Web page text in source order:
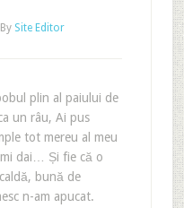
By Site Editor
plin al paiului de
un râu, Ai pus
tot mereu al meu
dai… Și fie că o
bună de
n-am apucat.